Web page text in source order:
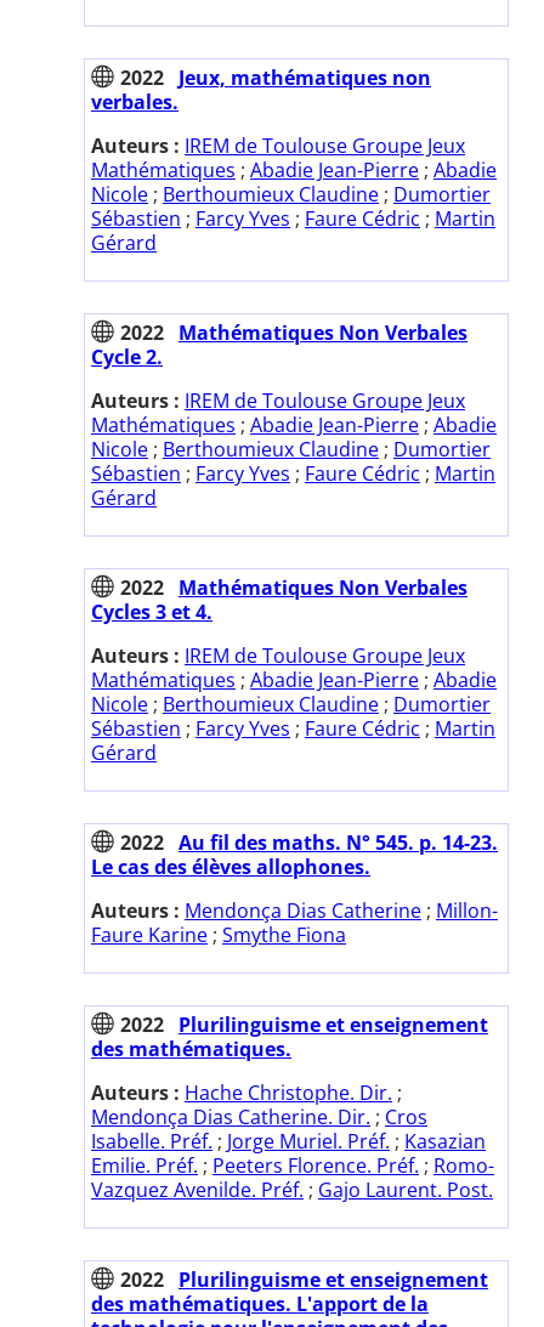
2022 Jeux, mathématiques non
verbales.
Auteurs : IREM de Toulouse Groupe Jeux
Mathématiques ; Abadie Jean-Pierre ; Abadie
Nicole ; Berthoumieux Claudine ; Dumortier
Sébastien ; Farcy Yves ; Faure Cédric ; Martin
Gérard
2022 Mathématiques Non Verbales
Cycle 2.
Auteurs : IREM de Toulouse Groupe Jeux
Mathématiques ; Abadie Jean-Pierre ; Abadie
Nicole ; Berthoumieux Claudine ; Dumortier
Sébastien ; Farcy Yves ; Faure Cédric ; Martin
Gérard
2022 Mathématiques Non Verbales
Cycles 3 et 4.
Auteurs : IREM de Toulouse Groupe Jeux
Mathématiques ; Abadie Jean-Pierre ; Abadie
Nicole ; Berthoumieux Claudine ; Dumortier
Sébastien ; Farcy Yves ; Faure Cédric ; Martin
Gérard
2022 Au fil des maths. N° 545. p. 14-23.
Le cas des élèves allophones.
Auteurs : Mendonça Dias Catherine ; Millon-
Faure Karine ; Smythe Fiona
2022 Plurilinguisme et enseignement
des mathématiques.
Auteurs : Hache Christophe. Dir. ;
Mendonça Dias Catherine. Dir. ; Cros
Isabelle. Préf. ; Jorge Muriel. Préf. ; Kasazian
Emilie. Préf. ; Peeters Florence. Préf. ; Romo-
Vazquez Avenilde. Préf. ; Gajo Laurent. Post.
2022 Plurilinguisme et enseignement
des mathématiques. L'apport de la